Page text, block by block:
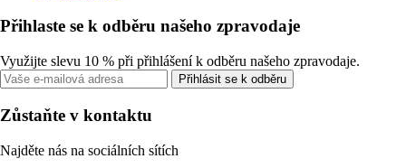
Přihlaste se k odběru našeho zpravodaje
Využijte slevu 10 % při přihlášení k odběru našeho zpravodaje.
Přihlásit se k odběru
Zůstaňte v kontaktu
Najděte nás na sociálních sítích